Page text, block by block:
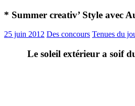
* Summer creativ’ Style avec
25 juin 2012 Des concours Tenues du
Le soleil extérieur a soif